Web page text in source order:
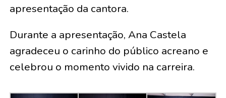
apresentação da cantora.
Durante a apresentação, Ana Castela
agradeceu o carinho do público acreano e
celebrou o momento vivido na carreira.